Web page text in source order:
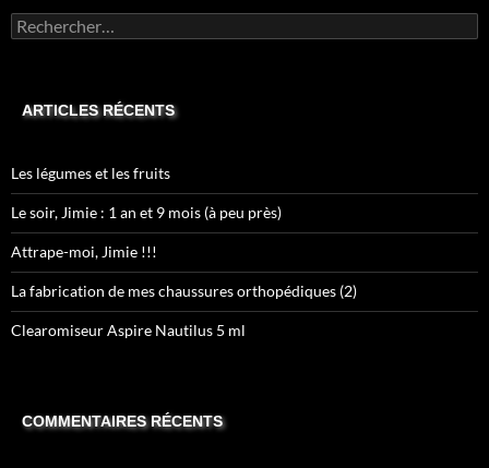
Rechercher :
ARTICLES RÉCENTS
Les légumes et les fruits
Le soir, Jimie : 1 an et 9 mois (à peu près)
Attrape-moi, Jimie !!!
La fabrication de mes chaussures orthopédiques (2)
Clearomiseur Aspire Nautilus 5 ml
COMMENTAIRES RÉCENTS